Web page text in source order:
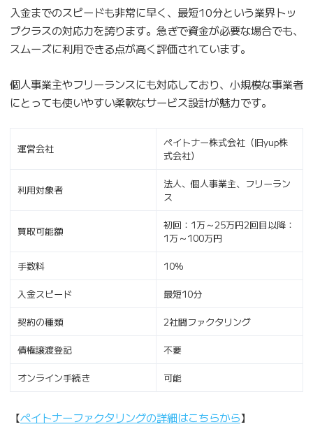
入金までのスピードも非常に早く、最短10分という業界トッ
プクラスの対応力を誇ります。急ぎで資金が必要な場合でも、
スムーズに利用できる点が高く評価されています。
個人事業主やフリーランスにも対応しており、小規模な事業者
にとっても使いやすい柔軟なサービス設計が魅力です。
運営会社
ペイトナー株式会社（旧yup株
式会社）
利用対象者
法人、個人事業主、フリーラン
ス
買取可能額
初回：1万～25万円2回目以降：
1万～100万円
手数料 10％
入金スピード 最短10分
契約の種類 2社間ファクタリング
債権譲渡登記 不要
オンライン手続き 可能
【ペイトナーファクタリングの詳細はこちらから】